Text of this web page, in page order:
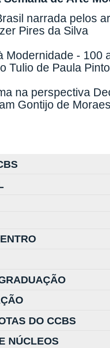
narrada pelos
Pires da Silva
Modernidade - 100
Tulio de Paula Pinto
na perspectiva
Gontijo de
DO CCBS
NÚCLEOS